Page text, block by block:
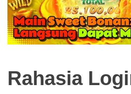
Rahasia